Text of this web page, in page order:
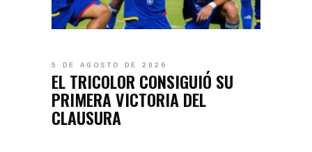
5 DE AGOSTO DE 2026
EL TRICOLOR CONSIGUIÓ SU
PRIMERA VICTORIA DEL
CLAUSURA